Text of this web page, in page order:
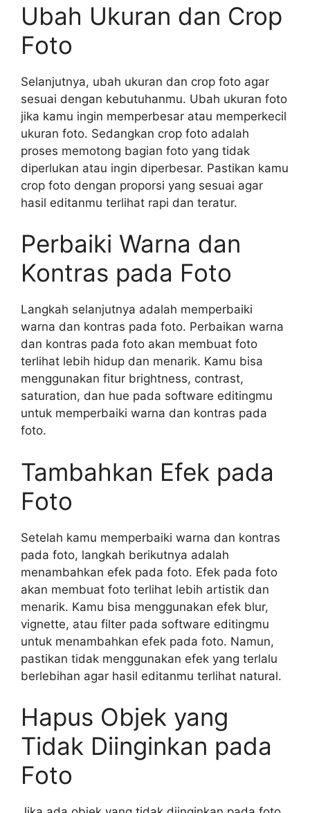
Ubah Ukuran dan Crop
Foto
Selanjutnya, ubah ukuran dan crop foto agar
sesuai dengan kebutuhanmu. Ubah ukuran foto
jika kamu ingin memperbesar atau memperkecil
ukuran foto. Sedangkan crop foto adalah
proses memotong bagian foto yang tidak
diperlukan atau ingin diperbesar. Pastikan kamu
crop foto dengan proporsi yang sesuai agar
hasil editanmu terlihat rapi dan teratur.
Perbaiki Warna dan
Kontras pada Foto
Langkah selanjutnya adalah memperbaiki
warna dan kontras pada foto. Perbaikan warna
dan kontras pada foto akan membuat foto
terlihat lebih hidup dan menarik. Kamu bisa
menggunakan fitur brightness, contrast,
saturation, dan hue pada software editingmu
untuk memperbaiki warna dan kontras pada
foto.
Tambahkan Efek pada
Foto
Setelah kamu memperbaiki warna dan kontras
pada foto, langkah berikutnya adalah
menambahkan efek pada foto. Efek pada foto
akan membuat foto terlihat lebih artistik dan
menarik. Kamu bisa menggunakan efek blur,
vignette, atau filter pada software editingmu
untuk menambahkan efek pada foto. Namun,
pastikan tidak menggunakan efek yang terlalu
berlebihan agar hasil editanmu terlihat natural.
Hapus Objek yang
Tidak Diinginkan pada
Foto